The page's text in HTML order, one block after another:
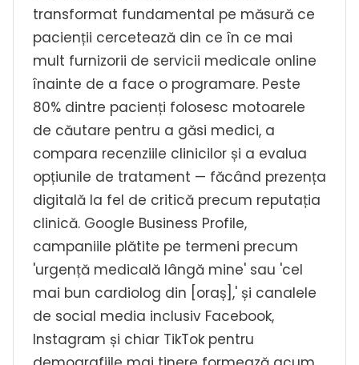
transformat fundamental pe măsură ce
pacienții cercetează din ce în ce mai
mult furnizorii de servicii medicale online
înainte de a face o programare. Peste
80% dintre pacienți folosesc motoarele
de căutare pentru a găsi medici, a
compara recenziile clinicilor și a evalua
opțiunile de tratament — făcând prezența
digitală la fel de critică precum reputația
clinică. Google Business Profile,
campaniile plătite pe termeni precum
'urgență medicală lângă mine' sau 'cel
mai bun cardiolog din [oraș],' și canalele
de social media inclusiv Facebook,
Instagram și chiar TikTok pentru